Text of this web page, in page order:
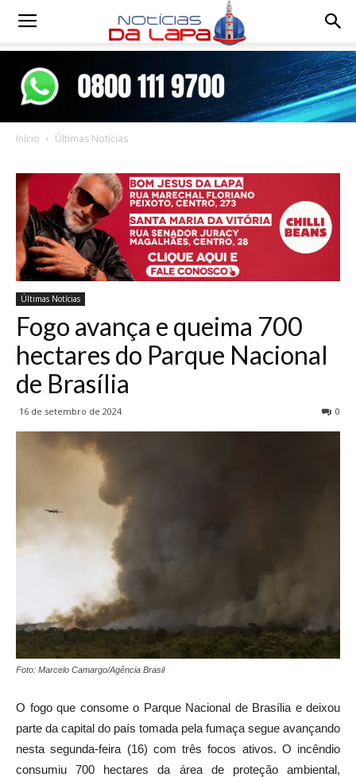
Notícias
Início Últimas Notícias
Últimas Notícias
Fogo avança e queima 700
hectares do Parque Nacional
de Brasília
16 de setembro de 2024 0
Foto: Marcelo Camargo/Agência Brasil
O fogo que consome o Parque Nacional de Brasília e deixou
parte da capital do país tomada pela fumaça segue avançando
nesta segunda-feira (16) com três focos ativos. O incêndio
consumiu 700 hectares da área de proteção ambiental,